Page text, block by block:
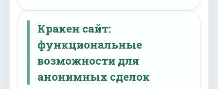
Кракен сайт:
функциональные
возможности для
анонимных сделок